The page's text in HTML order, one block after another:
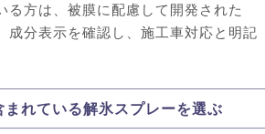
方は、被膜に配慮して開発された
成分表示を確認し、施工車対応と明記
れている解氷スプレーを選ぶ